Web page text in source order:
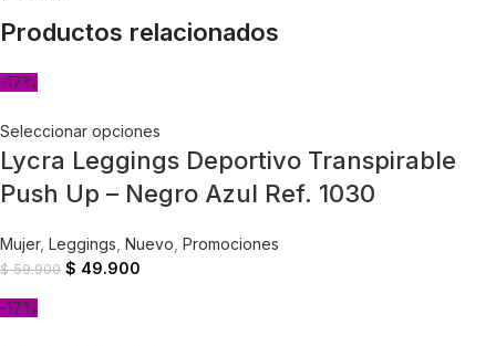
Productos relacionados
-17%
Seleccionar opciones
Lycra Leggings Deportivo Transpirable
Push Up – Negro Azul Ref. 1030
Mujer, Leggings Nuevo Promociones
$59.900 $ 49.900
-17%